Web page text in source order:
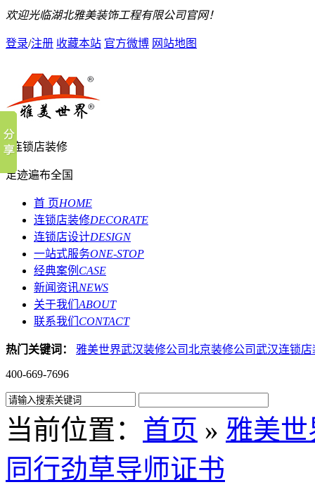
欢迎光临湖北雅美装饰工程有限公司官网！
登录/注册 收藏本站 官方微博 网站地图
连锁店装修
足迹遍布全国
首 页HOME
连锁店装修DECORATE
连锁店设计DESIGN
一站式服务ONE-STOP
经典案例 CASE
新闻资讯NEWS
关于我们 ABOUT
联系我们 CONTACT
热门关键词： 雅美世界武汉装修公司北京装修公司武汉连锁店
400-669-7696
当前位置： 首页 » 雅美
同行劲草导师证书